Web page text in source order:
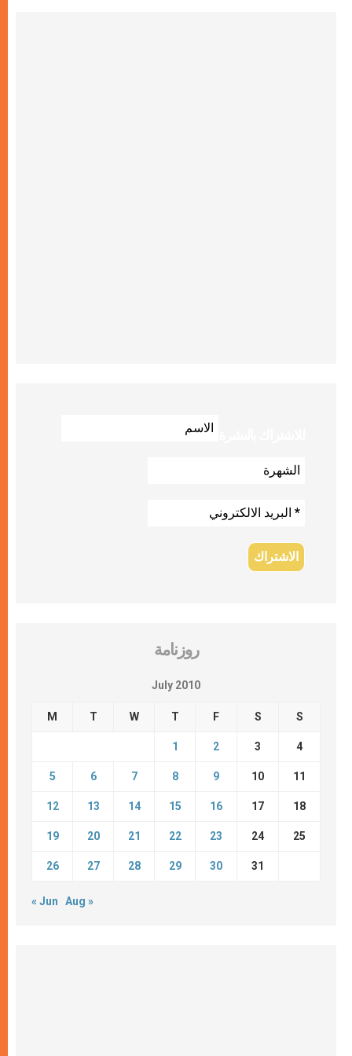
روزنامة
July 2010
M T W T F S S
1 2 3 4
5 6 7 8 9 10 11
12 13 14 15 16 17 18
19 20 21 22 23 24 25
26 27 28 29 30 31
« Jun Aug »